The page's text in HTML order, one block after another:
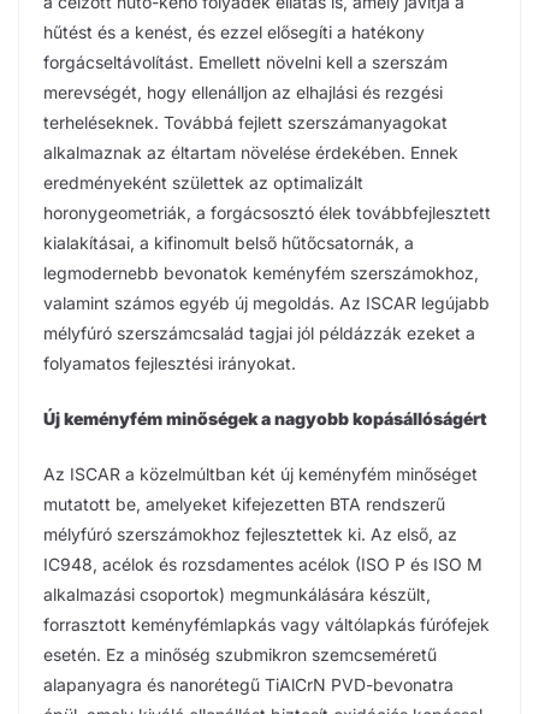
hűtést és a kenést, és ezzel elősegíti a hatékony
forgácseltávolítást. Emellett növelni kell a szerszám
merevségét, hogy ellenálljon az elhajlási és rezgési
terheléseknek. Továbbá fejlett szerszámanyagokat
alkalmaznak az éltartam növelése érdekében. Ennek
eredményeként születtek az optimalizált
horonygeometriák, a forgácsosztó élek továbbfejlesztett
kialakításai, a kifinomult belső hűtőcsatornák, a
legmodernebb bevonatok keményfém szerszámokhoz,
valamint számos egyéb új megoldás. Az ISCAR legújabb
mélyfúró szerszámcsalád tagjai jól példázzák ezeket a
folyamatos fejlesztési irányokat.
Új keményfém minőségek a nagyobb kopásállóságért
Az ISCAR a közelmúltban két új keményfém minőséget
mutatott be, amelyeket kifejezetten BTA rendszerű
mélyfúró szerszámokhoz fejlesztettek ki. Az első, az
IC948, acélok és rozsdamentes acélok (ISO P és ISO M
alkalmazási csoportok) megmunkálására készült,
forrasztott keményfémlapkás vagy váltólapkás fúrófejek
esetén. Ez a minőség szubmikron szemcseméretű
alapanyagra és nanorétegű TiAlCrN PVD-bevonatra